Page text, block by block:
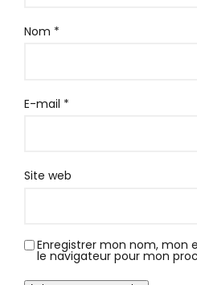
Nom *
E-mail *
Site web
Enregistrer mon nom, mon
le navigateur pour mon